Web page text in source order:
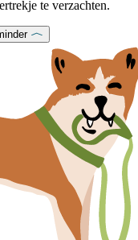
te verzachten.